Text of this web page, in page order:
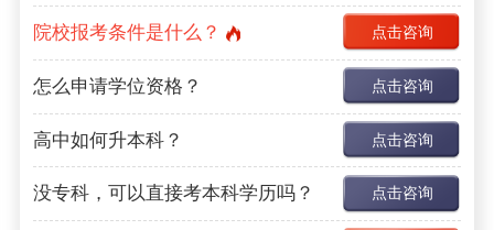
院校报考条件是什么？ 点击咨询
怎么申请学位资格？ 点击咨询
高中如何升本科？ 点击咨询
没专科，可以直接考本科学历吗？ 点击咨询